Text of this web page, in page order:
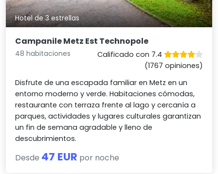
Hotel de 3 estrellas
Campanile Metz Est Technopole
48 habitaciones
Calificado con 7.4
(1767 opiniones)
Disfrute de una escapada familiar en Metz en un
entorno moderno y verde. Habitaciones cómodas,
restaurante con terraza frente al lago y cercanía a
parques, actividades y lugares culturales garantizan
un fin de semana agradable y lleno de
descubrimientos.
Desde 47 EUR por noche